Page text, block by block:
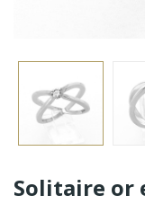
Solitaire or